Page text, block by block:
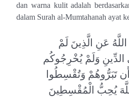
dan warna kulit adalah
dalam Surah al-Mumtahanah ayat
اللَّهُ عَنِ الَّذِينَ لَمْ
الدِّينِ وَلَمْ يُخْرِجُوكُم
تَبَرُّوهُمْ وَتُقْسِطُوا
يُحِبُّ الْمُقْسِطِينَ